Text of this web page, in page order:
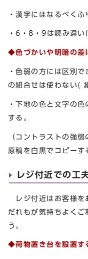
・漢字にはなるべくふ
・6・8・9は読み違い
◆色づかいや明暗の差
・色弱の方には区別
の組合せは使わない(
・下地の色と文字の
する。
（コントラストの強
原稿を白黒でコピーす
レジ付近での工
レジ付近はお客様を
だれもが気持ちよくご
う。
◆荷物置き台を設置す